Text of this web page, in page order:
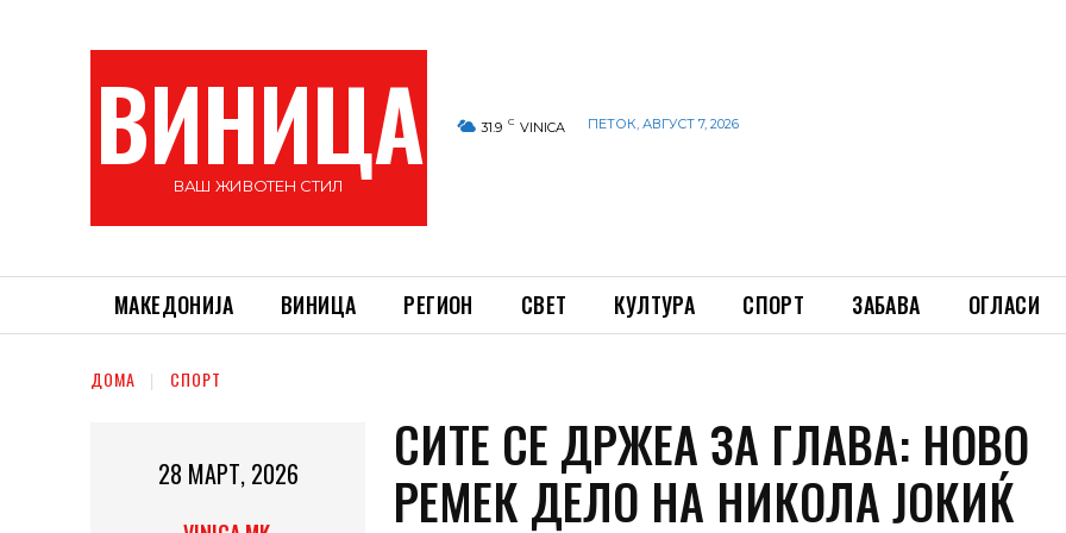
ВИНИЦА
ВАШ ЖИВОТЕН СТИЛ
31.9 C VINICA ПЕТОК, АВГУСТ 7, 2026
МАКЕДОНИЈА ВИНИЦА РЕГИОН СВЕТ КУЛТУРА СПОРТ ЗАБАВА ОГЛАСИ
ДОМА СПОРТ
28 МАРТ, 2026
СИТЕ СЕ ДРЖЕА ЗА ГЛАВА: НОВО
РЕМЕК ДЕЛО НА НИКОЛА ЈОКИЌ